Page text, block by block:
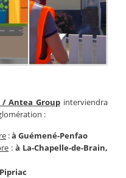
/ Antea Group interviendra
:
:à Guémené-Penfao
:à La-Chapelle-de-Brain,